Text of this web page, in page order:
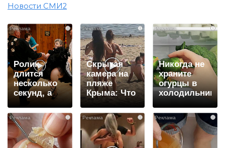
Новости СМИ2
i
Ролик
длится
несколько
секунд, а
смеяться
вы будете
долго
i
Скрытая
камера на
пляже
Крыма: Что
люди
вытворяют,
когда их не
видят...
i
Никогда не
храните
огурцы в
холодильнике:
маленький
секрет
i i i